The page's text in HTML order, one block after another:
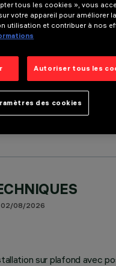
OPTIONNELS
02/08/2026
sur plafond avec
tous les cookies », vous
votre appareil pour améliorer
utilisation et contribuer à nos
Autoriser tous les
des cookies